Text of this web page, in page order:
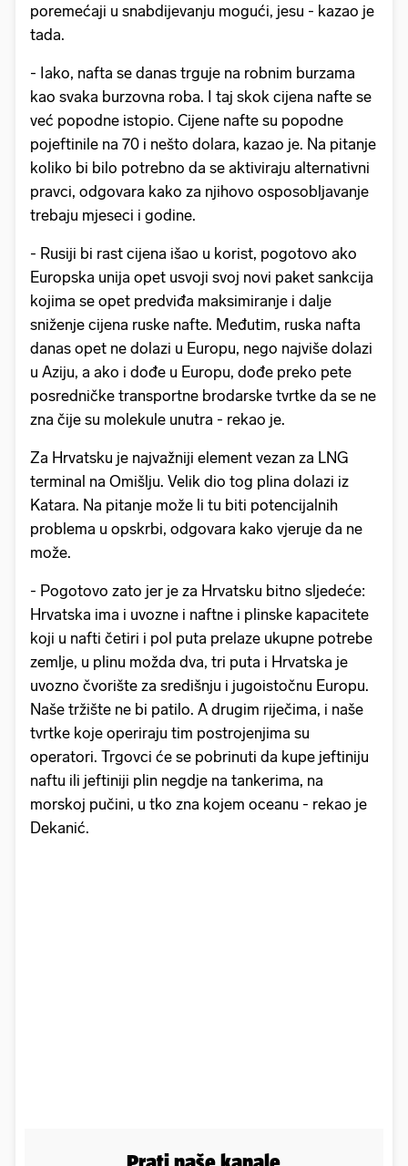
poremećaji u snabdijevanju mogući, jesu - kazao je
tada.
- Iako, nafta se danas trguje na robnim burzama
kao svaka burzovna roba. I taj skok cijena nafte se
već popodne istopio. Cijene nafte su popodne
pojeftinile na 70 i nešto dolara, kazao je. Na pitanje
koliko bi bilo potrebno da se aktiviraju alternativni
pravci, odgovara kako za njihovo osposobljavanje
trebaju mjeseci i godine.
- Rusiji bi rast cijena išao u korist, pogotovo ako
Europska unija opet usvoji svoj novi paket sankcija
kojima se opet predviđa maksimiranje i dalje
sniženje cijena ruske nafte. Međutim, ruska nafta
danas opet ne dolazi u Europu, nego najviše dolazi
u Aziju, a ako i dođe u Europu, dođe preko pete
posredničke transportne brodarske tvrtke da se ne
zna čije su molekule unutra - rekao je.
Za Hrvatsku je najvažniji element vezan za LNG
terminal na Omišlju. Velik dio tog plina dolazi iz
Katara. Na pitanje može li tu biti potencijalnih
problema u opskrbi, odgovara kako vjeruje da ne
može.
- Pogotovo zato jer je za Hrvatsku bitno sljedeće:
Hrvatska ima i uvozne i naftne i plinske kapacitete
koji u nafti četiri i pol puta prelaze ukupne potrebe
zemlje, u plinu možda dva, tri puta i Hrvatska je
uvozno čvorište za središnju i jugoistočnu Europu.
Naše tržište ne bi patilo. A drugim riječima, i naše
tvrtke koje operiraju tim postrojenjima su
operatori. Trgovci će se pobrinuti da kupe jeftiniju
naftu ili jeftiniji plin negdje na tankerima, na
morskoj pučini, u tko zna kojem oceanu - rekao je
Dekanić.